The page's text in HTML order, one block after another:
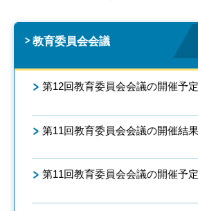
教育委員会会議
第12回教育委員会会議の開催予
第11回教育委員会会議の開催結
第11回教育委員会会議の開催予